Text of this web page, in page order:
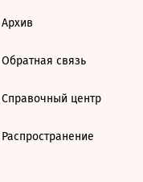
Архив
Обратная связь
Справочный центр
Распространение